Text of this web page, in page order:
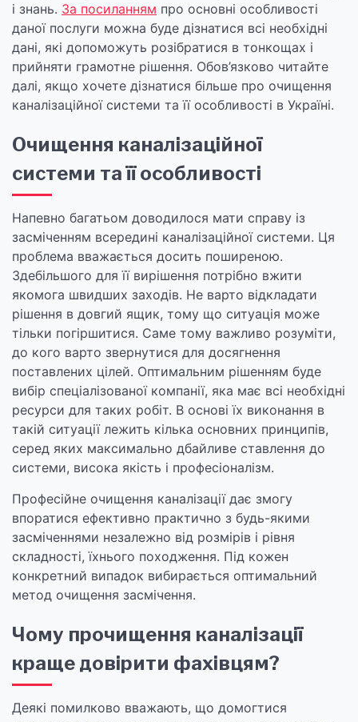
і знань. За посиланням про основні особливості
даної послуги можна буде дізнатися всі необхідні
дані, які допоможуть розібратися в тонкощах і
прийняти грамотне рішення. Обов’язково читайте
далі, якщо хочете дізнатися більше про очищення
каналізаційної системи та її особливості в Україні.
Очищення каналізаційної
системи та її особливості
Напевно багатьом доводилося мати справу із
засміченням всередині каналізаційної системи. Ця
проблема вважається досить поширеною.
Здебільшого для її вирішення потрібно вжити
якомога швидших заходів. Не варто відкладати
рішення в довгий ящик, тому що ситуація може
тільки погіршитися. Саме тому важливо розуміти,
до кого варто звернутися для досягнення
поставлених цілей. Оптимальним рішенням буде
вибір спеціалізованої компанії, яка має всі необхідні
ресурси для таких робіт. В основі їх виконання в
такій ситуації лежить кілька основних принципів,
серед яких максимально дбайливе ставлення до
системи, висока якість і професіоналізм.
Професійне очищення каналізації дає змогу
впоратися ефективно практично з будь-якими
засміченнями незалежно від розмірів і рівня
складності, їхнього походження. Під кожен
конкретний випадок вибирається оптимальний
метод очищення засмічення.
Чому прочищення каналізації
краще довірити фахівцям?
Деякі помилково вважають, що домогтися